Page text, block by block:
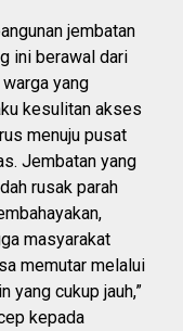
jembatan
ini berawal dari
yang
kesulitan akses
menuju pusat
Jembatan yang
rusak parah
masyarakat
memutar melalui
yang cukup jauh,”
kepada